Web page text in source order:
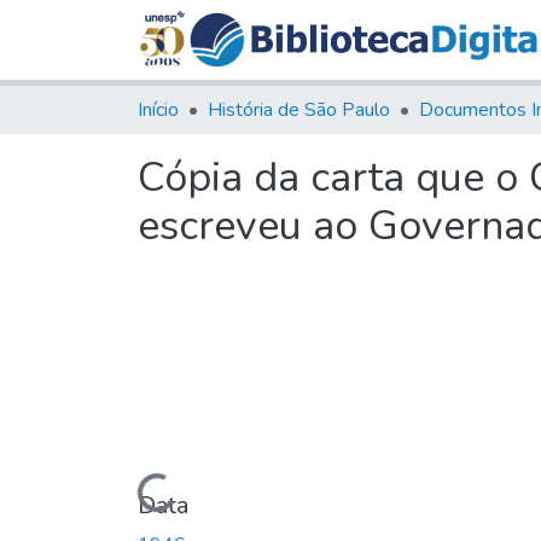
Início História de São Paulo Documentos
Cópia da carta que o
escreveu ao
Data